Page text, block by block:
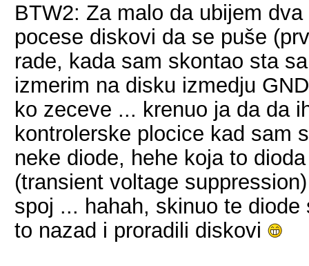
BTW2: Za malo da ubijem
pocese diskovi da se puše
rade, kada sam skontao sta
izmerim na disku izmedju
ko zeceve ... krenuo ja da da
kontrolerske plocice kad sam
neke diode, hehe koja to
(transient voltage
spoj ... hahah, skinuo te
to nazad i proradili diskovi